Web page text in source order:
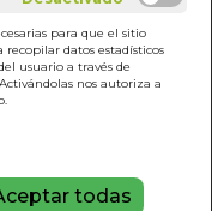
para que el sitio
datos estadísticos
usuario a través de
nos autoriza a
todas